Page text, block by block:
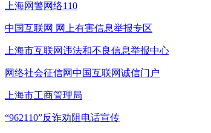
上海网警网络110
中国互联网 网上有害信息举报专区
上海市互联网违法和不良信息举报中心
网络社会征信网中国互联网诚信门户
上海市工商管理局
“962110”反诈劝阻电话宣传